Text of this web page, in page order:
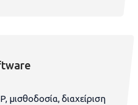
μισθοδοσία, διαχείριση